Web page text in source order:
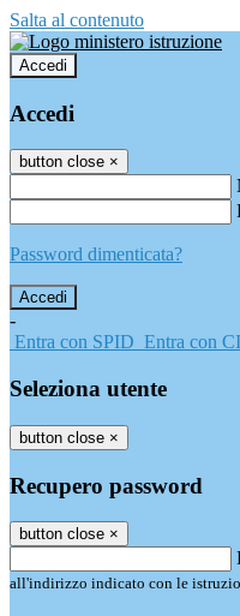
Salta al contenuto
Accedi
Accedi
button close ×
Password dimenticata?
-
Entra con SPID Entra con
Seleziona utente
button close ×
Recupero password
button close ×
all'indirizzo indicato con le